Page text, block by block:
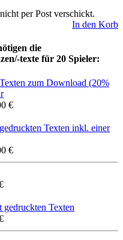
per Post verschickt.
In den Korb
die
texte für 20 Spieler:
zum Download (20%
€
Texten inkl. einer
€
Texten